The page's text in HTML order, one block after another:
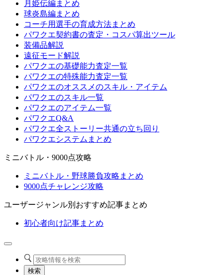
月姫伝編まとめ
球炎島編まとめ
コーチ用選手の育成方法まとめ
パワクエ契約書の査定・コスパ算出ツール
装備品解説
遠征モード解説
パワクエの基礎能力査定一覧
パワクエの特殊能力査定一覧
パワクエのオススメのスキル・アイテム
パワクエのスキル一覧
パワクエのアイテム一覧
パワクエQ&A
パワクエ全ストーリー共通の立ち回り
パワクエシステムまとめ
ミニバトル・9000点攻略
ミニバトル・野球勝負攻略まとめ
9000点チャレンジ攻略
ユーザージャンル別おすすめ記事まとめ
初心者向け記事まとめ
検索